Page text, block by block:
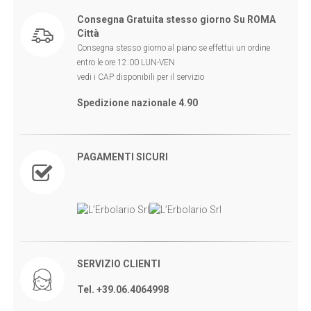
Consegna Gratuita stesso giorno Su ROMA
Città
Consegna stesso giorno al piano se effettui un ordine
entro le ore 12:00 LUN-VEN
vedi i CAP disponibili per il servizio
Spedizione nazionale 4.90
PAGAMENTI SICURI
SERVIZIO CLIENTI
Tel. +39.06.4064998